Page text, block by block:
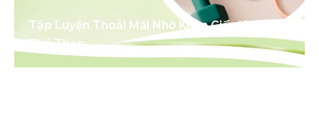
Tập Luyện Thoải Mái Nhờ Khăn Giấy Khi Chơi
Thể Thao